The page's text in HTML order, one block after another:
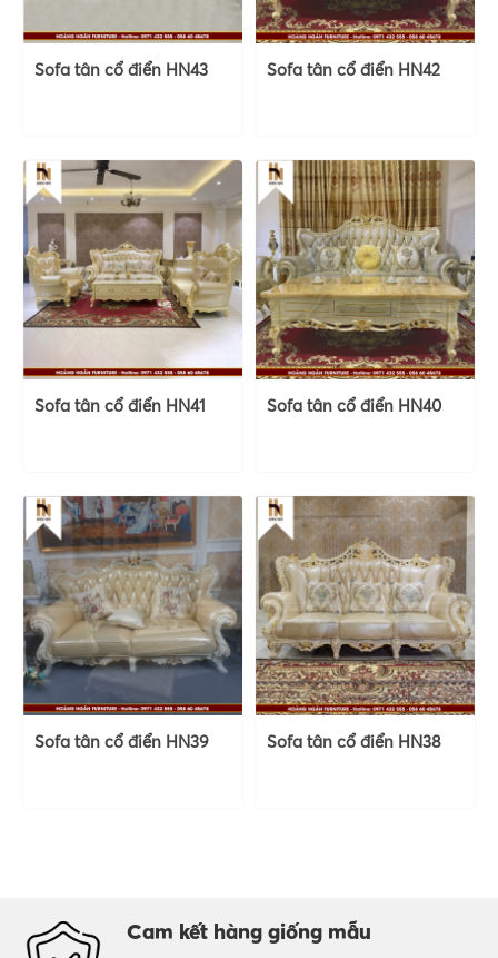
Sofa tân cổ điển HN43 Sofa tân cổ điển HN42
Sofa tân cổ điển HN41 Sofa tân cổ điển HN40
Sofa tân cổ điển HN39 Sofa tân cổ điển HN38
Cam kết hàng giống mẫu